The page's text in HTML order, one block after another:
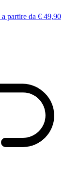
a partire da € 49,90